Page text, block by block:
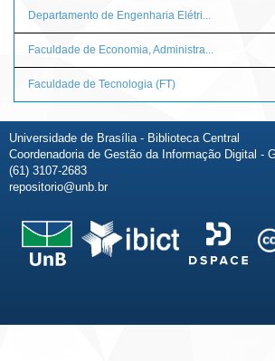
Departamento de Engenharia Elétri...
Faculdade de Economia, Administra...
Faculdade de Tecnologia (FT)
Universidade de Brasília - Biblioteca Central
Coordenadoria de Gestão da Informação Digital -
(61) 3107-2683
repositorio@unb.br